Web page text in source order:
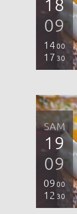
18
09
1400
17 30
SAM
19
09
09 00
12 30